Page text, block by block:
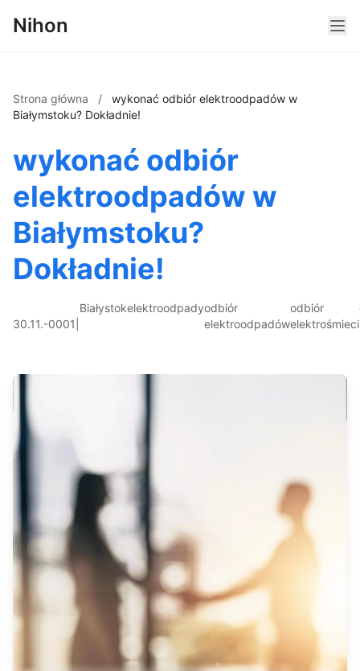
Nihon
Strona główna /
wykonać odbiór elektroodpadów w
Białymstoku? Dokładnie!
wykonać odbiór
elektroodpadów w
Białymstoku?
Dokładnie!
30.11.-0001
Białystokelektroodpadyodbiór
elektroodpadów
odbiór
elektrośmieci